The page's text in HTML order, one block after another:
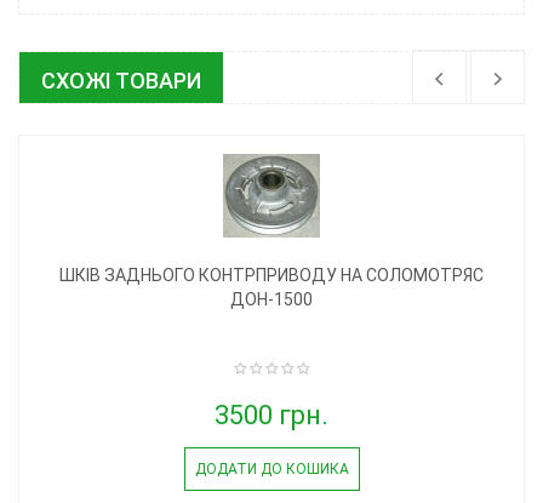
СХОЖІ ТОВАРИ
ШКІВ ЗАДНЬОГО КОНТРПРИВОДУ НА СОЛОМОТРЯС
ДОН-1500
3500 грн.
ДОДАТИ ДО КОШИКА